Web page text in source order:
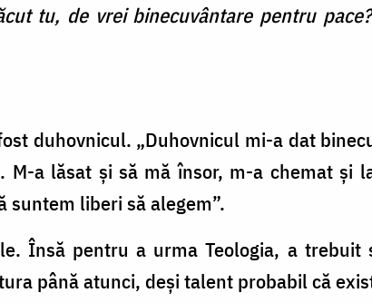
tu, de vrei binecuvântare pentru pace?
duhovnicul. „Duhovnicul mi-a dat
a lăsat și să mă însor, m-a chemat și
suntem liberi să alegem”.
Însă pentru a urma Teologia, a trebuit
până atunci, deși talent probabil că